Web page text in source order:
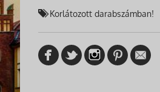
Korlátozott darabszámban!